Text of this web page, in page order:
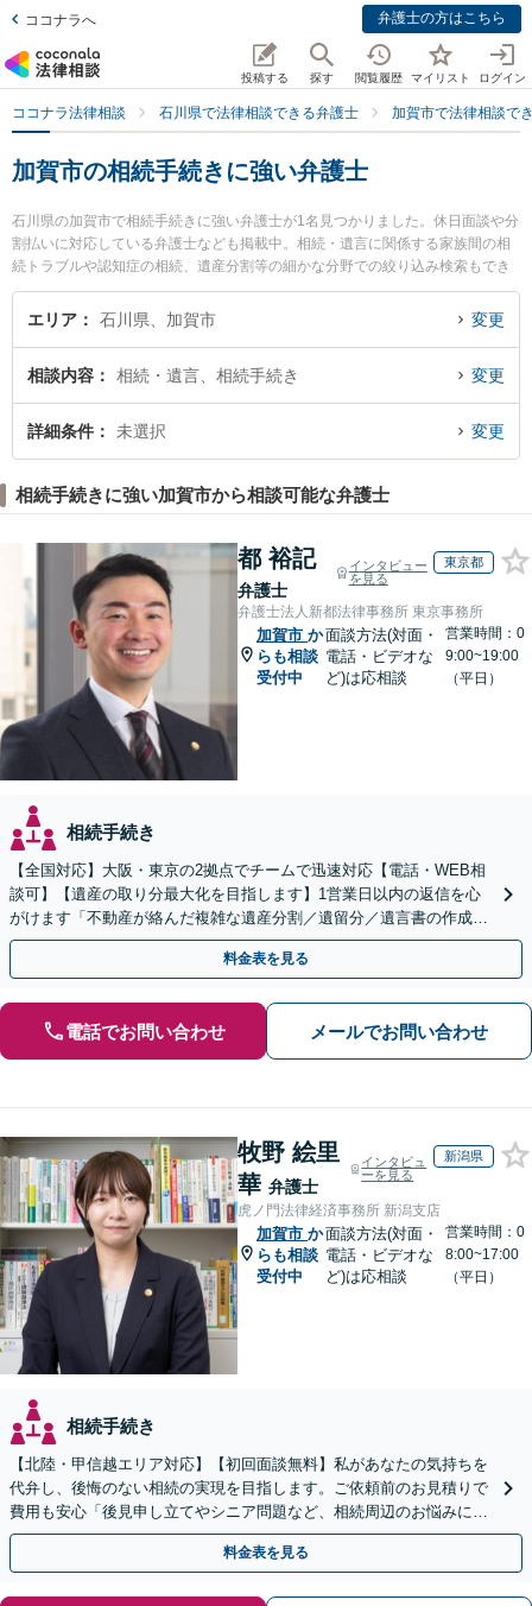
ココナラへ 弁護士の方はこちら
投稿する 探す 閲覧履歴 マイリスト ログイン
ココナラ法律相談 石川県で法律相談できる弁護士 加賀市で法律相談で
加賀市の相続手続きに強い弁護士
石川県の加賀市で相続手続きに強い弁護士が1名見つかりました。休日面談や分
割払いに対応している弁護士なども掲載中。相続・遺言に関係する家族間の相
続トラブルや認知症の相続、遺産分割等の細かな分野での絞り込み検索もでき
便利です。特に大聖寺駅前なないろ法律事務所の中田 千香弁護士のプロフィー
ル情報や弁護士費用、強みなどが注目されています。『加賀市で土日や夜間に
発生した相続手続きのトラブルを今すぐに弁護士に相談したい』『相続手続き
続手続きを法律相談できる加賀市内の弁護士に相談予約したい』などでお困り
の相談者さんにおすすめです。
エリア 石川県、加賀市 変更
相談内容 相続・遺言、相続手続き 変更
詳細条件 未選択 変更
相続手続きに強い加賀市から相談可能な弁護士
都 裕記
弁護士
インタビュー
を見る
東京都
弁護士法人新都法律事務所 東京事務所
加賀市 か
らも相談
受付中
面談方法(対面・
電話・ビデオな
ど)は応相談
営業時間：0
9:00~19:00
（平日）
相続手続き
【全国対応】大阪・東京の2拠点でチームで迅速対応【電話・WEB相
談可】【遺産の取り分最大化を目指します】1営業日以内の返信を心
がけます「不動産が絡んだ複雑な遺産分割／遺留分／遺言書の作成・
執行／事業承継など、お任せください」【休日相談あり】
料金表を見る
電話でお問い合わせ メールでお問い合わせ
牧野 絵里
華 弁護士
インタビュ
ーを見る
新潟県
虎ノ門法律経済事務所 新潟支店
加賀市 か
らも相談
受付中
面談方法(対面・
電話・ビデオな
ど)は応相談
営業時間：0
8:00~17:00
（平日）
相続手続き
【北陸・甲信越エリア対応】【初回面談無料】私があなたの気持ちを
代弁し、後悔のない相続の実現を目指します。ご依頼前のお見積りで
費用も安心「後見申し立てやシニア問題など、相続周辺のお悩みにも
対処可能」【WEB面談対応】
料金表を見る